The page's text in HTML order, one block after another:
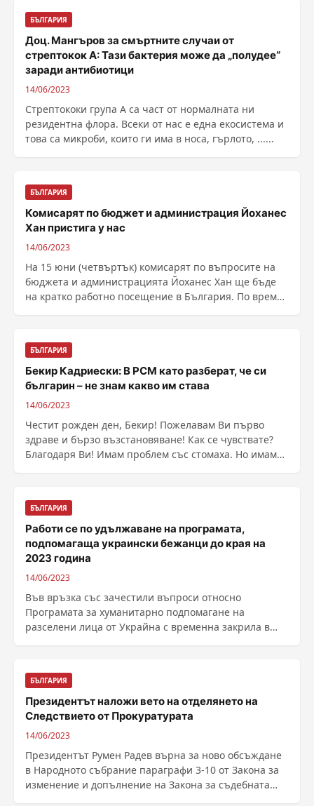
БЪЛГАРИЯ
Доц. Мангъров за смъртните случаи от
стрептокок А: Тази бактерия може да „полудее“
заради антибиотици
14/06/2023
Стрептококи група А са част от нормалната ни
резидентна флора. Всеки от нас е една екосистема и
това са микроби, които ги има в носа, гърлото, ......
БЪЛГАРИЯ
Комисарят по бюджет и администрация Йоханес
Хан пристига у нас
14/06/2023
На 15 юни (четвъртък) комисарят по въпросите на
бюджета и администрацията Йоханес Хан ще бъде
на кратко работно посещение в България. По време
БЪЛГАРИЯ
Бекир Кадриески: В РСМ като разберат, че си
българин – не знам какво им става
14/06/2023
Честит рожден ден, Бекир! Пожелавам Ви първо
здраве и бързо възстановяване! Как се чувствате?
Благодаря Ви! Имам проблем със стомаха. Но имам
БЪЛГАРИЯ
Работи се по удължаване на програмата,
подпомагаща украински бежанци до края на
2023 година
14/06/2023
Във връзка със зачестили въпроси относно
Програмата за хуманитарно подпомагане на
разселени лица от Украйна с временна закрила в
БЪЛГАРИЯ
Президентът наложи вето на отделянето на
Следствието от Прокуратурата
14/06/2023
Президентът Румен Радев върна за ново обсъждане
в Народното събрание параграфи 3-10 от Закона за
изменение и допълнение на Закона за съдебната